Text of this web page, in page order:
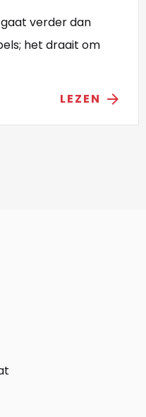
verder dan
het draait om
LEZEN arrow_forward